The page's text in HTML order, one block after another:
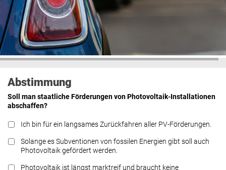
Abstimmung
Soll man staatliche Förderungen von Photovoltaik-Installationen
abschaffen?
Ich bin für ein langsames Zurückfahren aller PV-Förderungen.
Solange es Subventionen von fossilen Energien gibt soll auch
Photovoltaik gefördert werden.
Photovoltaik ist längst marktreif und braucht keine